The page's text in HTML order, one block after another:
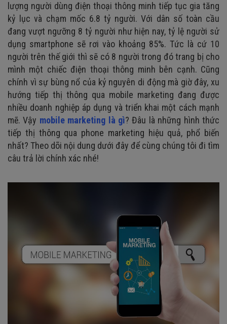
lượng người dùng điện thoại thông minh tiếp tục gia tăng
kỷ lục và chạm mốc 6.8 tỷ người. Với dân số toàn cầu
đang vượt ngưỡng 8 tỷ người như hiện nay, tỷ lệ người sử
dụng smartphone sẽ rơi vào khoảng 85%. Tức là cứ 10
người trên thế giới thì sẽ có 8 người trong đó trang bị cho
mình một chiếc điện thoại thông minh bên cạnh. Cũng
chính vì sự bùng nổ của kỷ nguyên di động mà giờ đây, xu
hướng tiếp thị thông qua mobile marketing đang được
nhiều doanh nghiệp áp dụng và triển khai một cách mạnh
mẽ. Vậy mobile marketing là gì? Đâu là những hình thức
tiếp thị thông qua phone marketing hiệu quả, phổ biến
nhất? Theo dõi nội dung dưới đây để cùng chúng tôi đi tìm
câu trả lời chính xác nhé!